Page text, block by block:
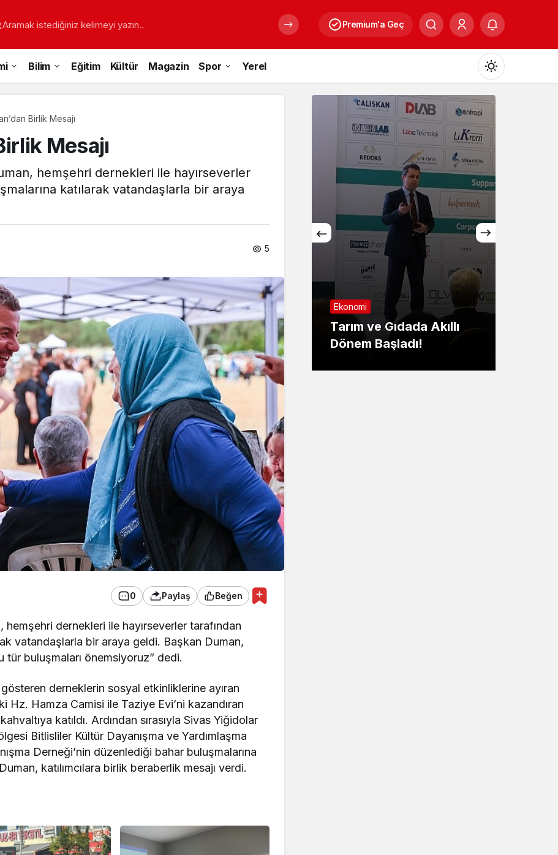
Aramak istediğiniz kelimeyi yazın.. Premium'a Geç
Bilim Eğitim Kültür Magazin Spor Yerel
Mod
değiştir
Gündüz Modu
Gündüz modunu seçin.
Gece Modu
Gece modunu seçin.
Sistem Modu
Sistem modunu seçin.
Birlik Mesajı
Mesajı
hemşehri dernekleri ile hayırseverler
katılarak vatandaşlarla bir araya
5
0 Paylaş Beğen
dernekleri ile hayırseverler tarafından
vatandaşlarla bir araya geldi. Başkan Duman,
tür buluşmaları önemsiyoruz” dedi.
derneklerin sosyal etkinliklerine ayıran
Hz. Hamza Camisi ile Taziye Evi’ni kazandıran
katıldı. Ardından sırasıyla Sivas Yiğidolar
Bitlisliler Kültür Dayanışma ve Yardımlaşma
Derneği’nin düzenlediği bahar buluşmalarına
katılımcılara birlik beraberlik mesajı verdi.
Spor
Türkiye’nin En Uzun
Maratonu Başladı
Ekonomi
Tarım ve Gıdada Akıllı
Dönem Başladı!